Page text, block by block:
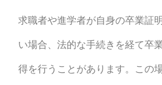
求職者や進学者が自身の卒業証
い場合、法的な手続きを経て卒
得を行うことがあります。この